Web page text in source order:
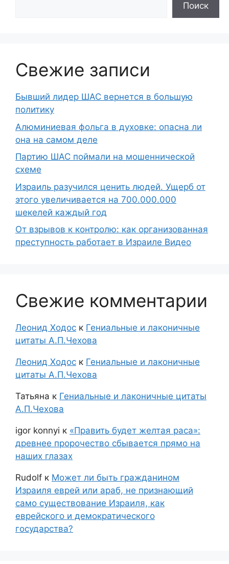
Поиск
Свежие записи
Бывший лидер ШАС вернется в большую
политику
Алюминиевая фольга в духовке: опасна ли
она на самом деле
Партию ШАС поймали на мошеннической
схеме
Израиль разучился ценить людей. Ущерб от
этого увеличивается на 700.000.000
шекелей каждый год
От взрывов к контролю: как организованная
преступность работает в Израиле Видео
Свежие комментарии
Леонид Ходос к Гениальные и лаконичные
цитаты А.П.Чехова
Леонид Ходос к Гениальные и лаконичные
цитаты А.П.Чехова
Татьяна к Гениальные и лаконичные цитаты
А.П.Чехова
igor konnyi к «Править будет желтая раса»:
древнее пророчество сбывается прямо на
наших глазах
Rudolf к Может ли быть гражданином
Израиля еврей или араб, не признающий
само существование Израиля, как
еврейского и демократического
государства?